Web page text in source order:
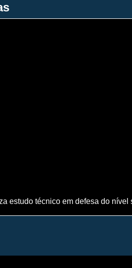
estudo técnico em defesa do